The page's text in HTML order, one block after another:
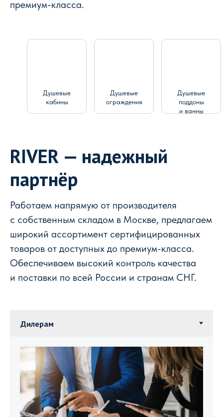
премиум-класса.
Душевые
кабины
Душевые
ограждения
Душевые
поддоны
и ванны
RIVER — надежный
партнёр
Работаем напрямую от производителя
с собственным складом в Москве, предлагаем
широкий ассортимент сертифицированных
товаров от доступных до премиум-класса.
Обеспечиваем высокий контроль качества
и поставки по всей России и странам СНГ.